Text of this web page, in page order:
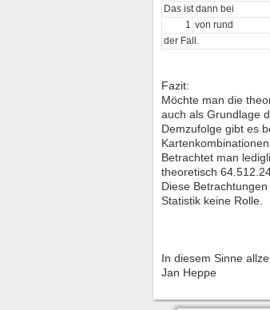
Das ist dann bei
1 von rund
der Fall.
Fazit:
Möchte man die
auch als Grundlage
Demzufolge gibt es
Betrachtet man
theoretisch
Diese
Statistik keine Rolle.
In diesem Sinne
Jan Heppe